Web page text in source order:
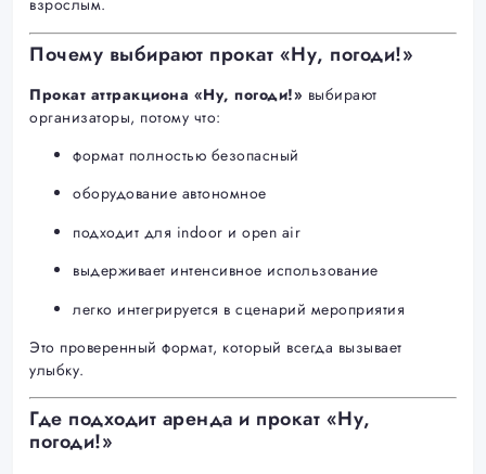
взрослым.
Почему выбирают прокат «Ну, погоди!»
Прокат аттракциона «Ну, погоди!» выбирают
организаторы, потому что:
формат полностью безопасный
оборудование автономное
подходит для indoor и open air
выдерживает интенсивное использование
легко интегрируется в сценарий мероприятия
Это проверенный формат, который всегда вызывает
улыбку.
Где подходит аренда и прокат «Ну,
погоди!»